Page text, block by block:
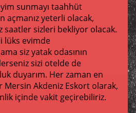
sunmayı taahhüt
açmanız yeterli olacak,
saatler sizleri bekliyor olacak.
lüks evimde
siz yatak odasının
sizi otelde de
duyarım. Her zaman en
Mersin Akdeniz Eskort olarak,
içinde vakit geçirebiliriz.